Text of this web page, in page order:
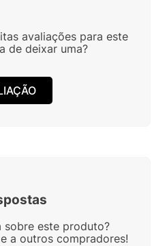
avaliações para este
de deixar uma?
sobre este produto?
a outros compradores!